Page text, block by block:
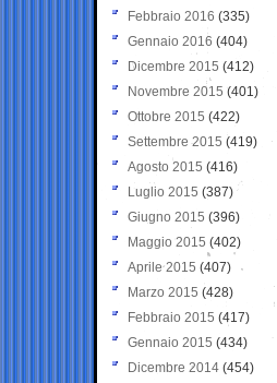
Febbraio 2016 (335)
Gennaio 2016 (404)
Dicembre 2015 (412)
Novembre 2015 (401)
Ottobre 2015 (422)
Settembre 2015 (419)
Agosto 2015 (416)
Luglio 2015 (387)
Giugno 2015 (396)
Maggio 2015 (402)
Aprile 2015 (407)
Marzo 2015 (428)
Febbraio 2015 (417)
Gennaio 2015 (434)
Dicembre 2014 (454)